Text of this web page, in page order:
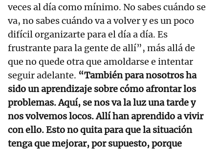
veces al día como mínimo. No sabes cuándo se
va, no sabes cuándo va a volver y es un poco
difícil organizarte para el día a día. Es
frustrante para la gente de allí”, más allá de
que no quede otra que amoldarse e intentar
seguir adelante. “También para nosotros ha
sido un aprendizaje sobre cómo afrontar los
problemas. Aquí, se nos va la luz una tarde y
nos volvemos locos. Allí han aprendido a vivir
con ello. Esto no quita para que la situación
tenga que mejorar, por supuesto, porque